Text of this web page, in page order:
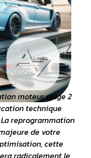
moteurstage 2
technique
reprogrammation
de votre
cette
radicalement le